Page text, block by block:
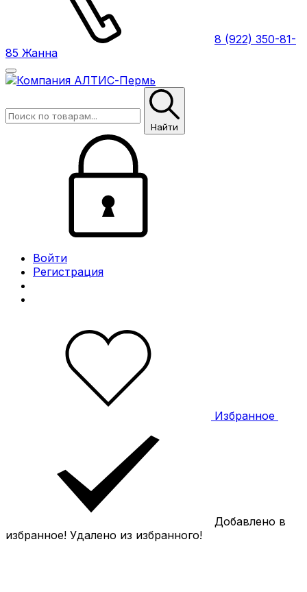
8 (922) 350-81-
85 Жанна
Найти
Войти
Регистрация
Избранное
Добавлено в
избранное! Удалено из избранного!